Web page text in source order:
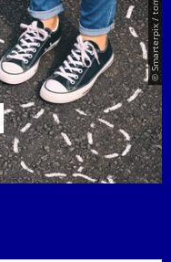
© Smarterpix / tomert